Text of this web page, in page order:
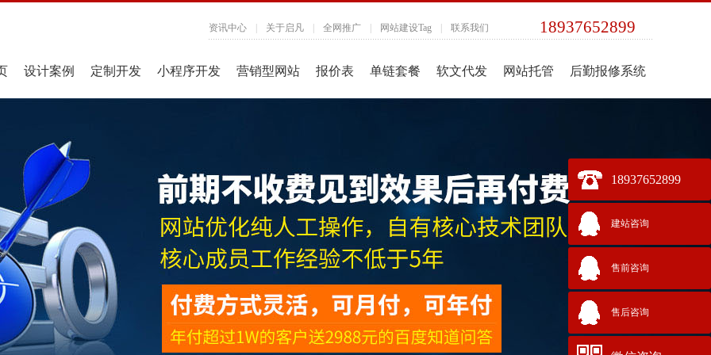
资讯中心 关于启凡 全网推广 网站建设Tag 联系我们 18937652899
设计案例 定制开发 小程序开发 营销型网站 报价表 单链套餐 软文代发 网站托管 后勤报修系统
18937652899
建站咨询
售前咨询
售后咨询